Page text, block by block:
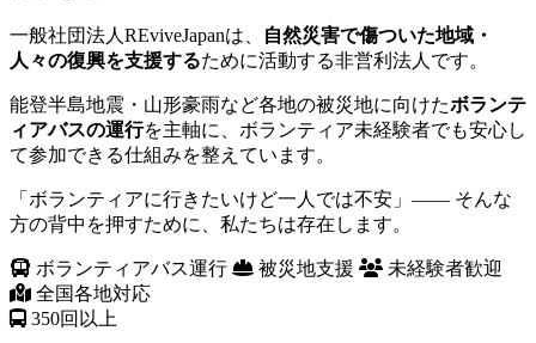
一般社団法人REviveJapanは、
自然災害で傷ついた地域・
人々の復興を支援するために活動する非営利法人です。
能登半島地震・山形豪雨など各地の被災地に向けたボランテ
ィアバスの運行を主軸に、ボランティア未経験者でも安心し
て参加できる仕組みを整えています。
「ボランティアに行きたいけど一人では不安」—— そんな
方の背中を押すために、私たちは存在します。
ボランティアバス運行 被災地支援
未経験者歓迎
全国各地対応
350回以上